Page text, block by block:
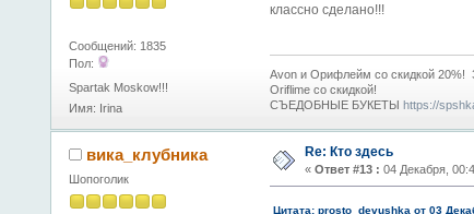
Сообщений: 1835
Пол:
Spartak Moskow!!!
Имя: Irina
классно сделано!!!
Avon и Орифлейм со скидкой 20%!
Oriflime со скидкой!
СЪЕДОБНЫЕ БУКЕТЫ https://
вика_клубника
Шопоголик
Re: Кто здесь
« Ответ #13 : 04 Декабря,
Цитата: prosto_devushka от 03